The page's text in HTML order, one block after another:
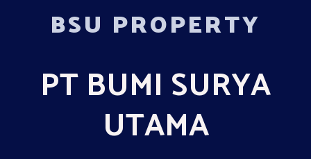
BSU PROPERTY
PT BUMI SURYA
UTAMA